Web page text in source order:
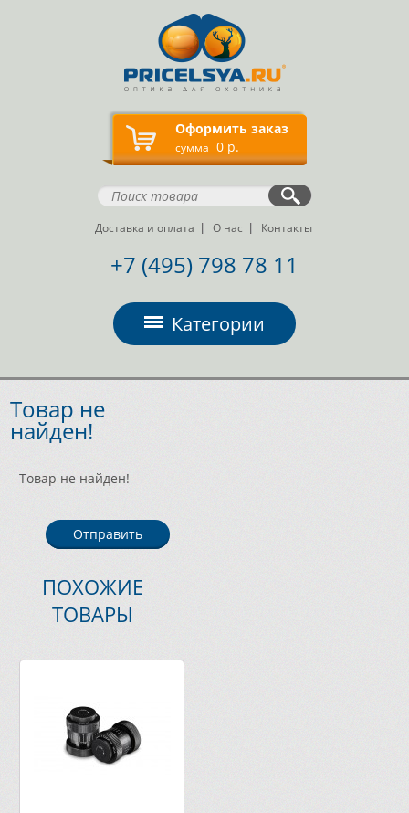
Оформить заказ
сумма 0 р.
Доставка и оплата О нас Контакты
+7 (495) 798 78 11
Категории
Товар не
найден!
Товар не найден!
Отправить
ПОХОЖИЕ
ТОВАРЫ